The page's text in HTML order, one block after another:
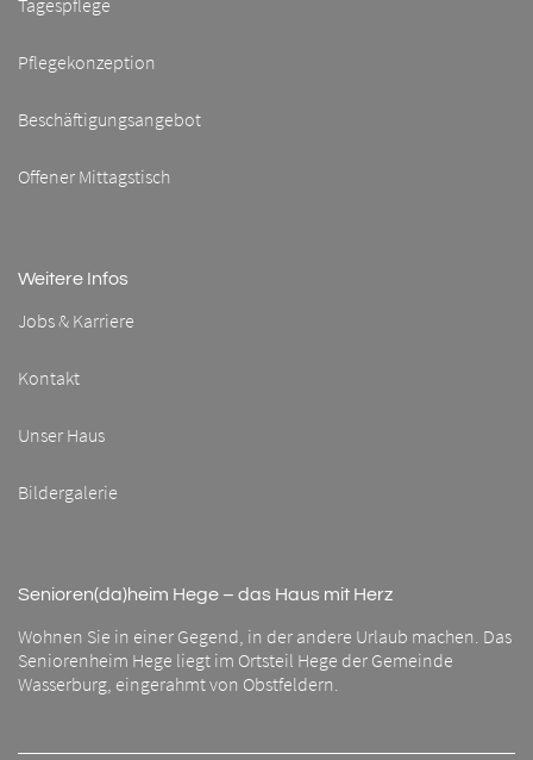
Tagespflege
Pflegekonzeption
Beschäftigungsangebot
Offener Mittagstisch
Weitere Infos
Jobs & Karriere
Kontakt
Unser Haus
Bildergalerie
Senioren(da)heim Hege – das Haus mit Herz
Wohnen Sie in einer Gegend, in der andere Urlaub machen. Das
Seniorenheim Hege liegt im Ortsteil Hege der Gemeinde
Wasserburg, eingerahmt von Obstfeldern.